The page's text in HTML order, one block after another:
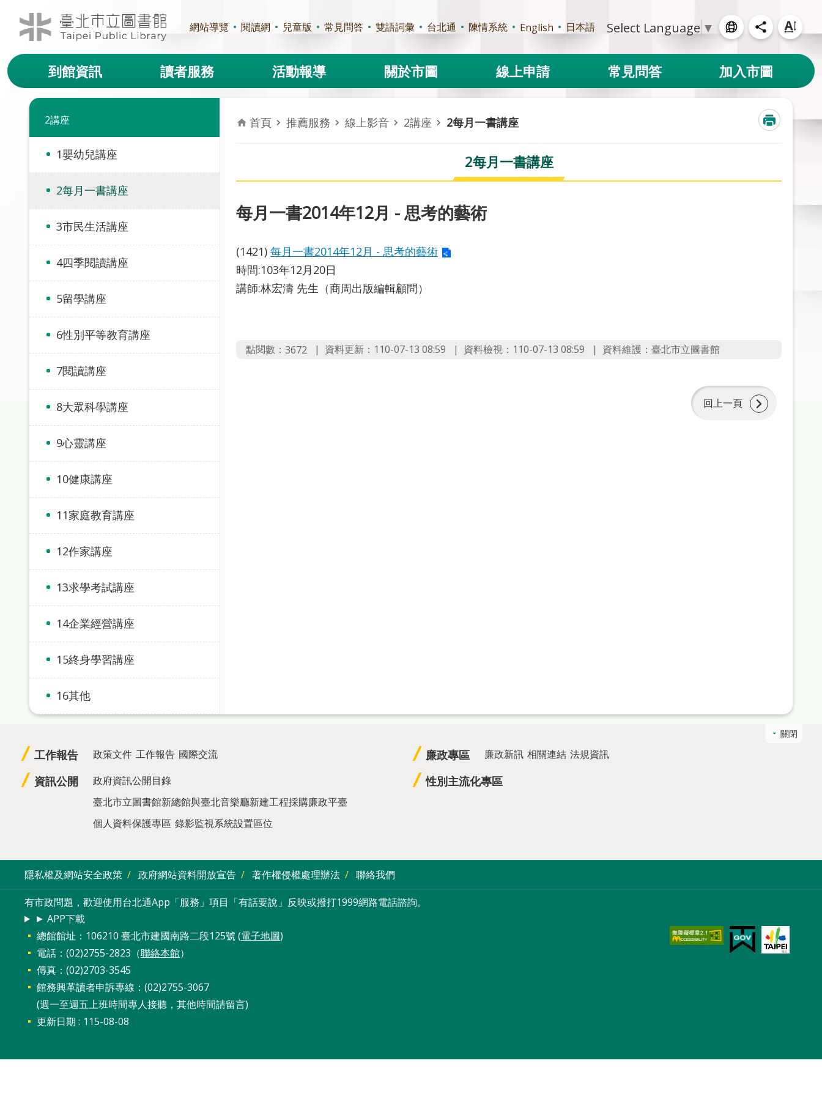
跳到主要內容區塊
網站導覽 閱讀網 兒童版 常見問答 雙語詞彙 台北通 陳情系統 English 日本語 Select Language ▼
到館資訊 讀者服務 活動報導 關於市圖 線上申請 常見問答 加入市圖
2講座
1嬰幼兒講座
2每月一書講座
3市民生活講座
4四季閱讀講座
5留學講座
6性別平等教育講座
7閱讀講座
8大眾科學講座
9心靈講座
10健康講座
11家庭教育講座
12作家講座
13求學考試講座
14企業經營講座
15終身學習講座
16其他
首頁 推薦服務 線上影音 2講座 2每月一書講座
2每月一書講座
每月一書2014年12月 - 思考的藝術
(1421) 每月一書2014年12月 - 思考的藝術
時間:103年12月20日
講師:林宏濤 先生（商周出版編輯顧問）
點閱數： 3672 資料更新：110-07-13 08:59 資料檢視：110-07-13 08:59 資料維護：臺北市立圖書館
回上一頁
關閉
工作報告 政策文件 工作報告 國際交流
資訊公開
政府資訊公開目錄
臺北市立圖書館新總館與臺北音樂廳新建工程採購廉政平臺
個人資料保護專區 錄影監視系統設置區位
廉政專區 廉政新訊 相關連結 法規資訊
性別主流化專區
隱私權及網站安全政策 政府網站資料開放宣告 著作權侵權處理辦法 聯絡我們
有市政問題，歡迎使用台北通App「服務」項目「有話要說」反映或撥打1999網路電話諮詢。
► APP下載
總館館址：106210 臺北市建國南路二段125號 (電子地圖)
電話：(02)2755-2823（聯絡本館）
傳真：(02)2703-3545
館務興革讀者申訴專線：(02)2755-3067
(週一至週五上班時間專人接聽，其他時間請留言)
更新日期
115-08-08